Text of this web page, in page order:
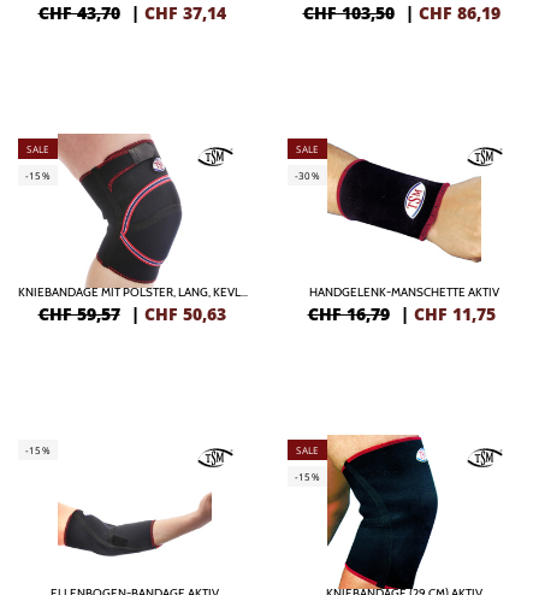
CHF 43,70 | CHF 37,14 CHF 103,50 | CHF 86,19
SALE
-15%
KNIEBANDAGE MIT POLSTER, LANG, KEVLAR® (STÜCK)
CHF 59,57 | CHF 50,63
SALE
-30%
HANDGELENK-MANSCHETTE AKTIV
CHF 16,79 | CHF 11,75
-15%
SALE
-15%